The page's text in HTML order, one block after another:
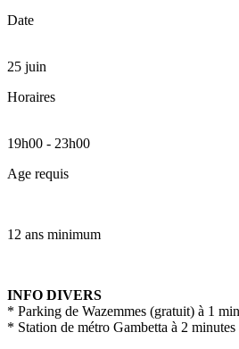
Date
25 juin
Horaires
19h00 - 23h00
Age requis
12 ans minimum
INFO DIVERS
* Parking de Wazemmes (gratuit) à 1
* Station de métro Gambetta à 2 minutes